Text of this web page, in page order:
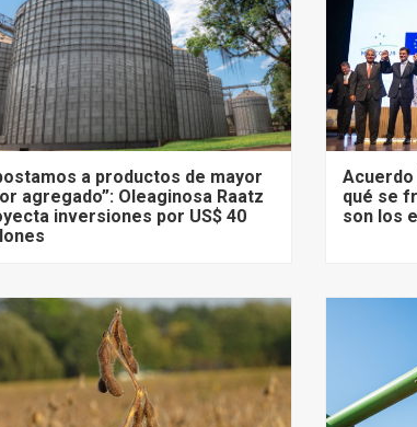
a productos de mayor
agregado”: Oleaginosa Raatz
inversiones por US$ 40
Acuerdo
qué se
son los